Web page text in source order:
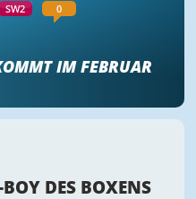
SW2 0
IM FEBRUAR
DES BOXENS